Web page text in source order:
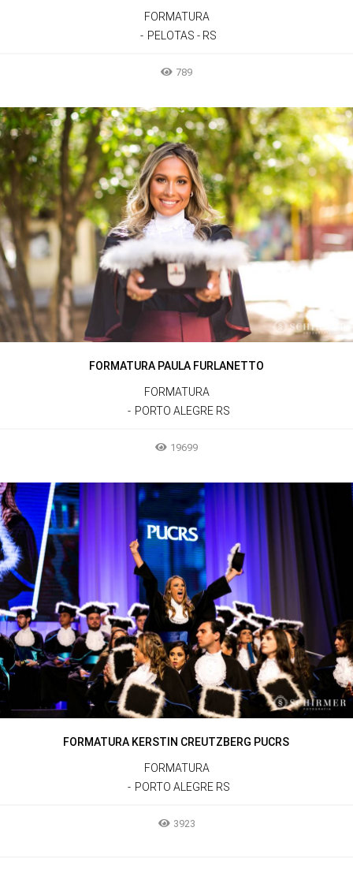
FORMATURA
PELOTAS - RS
789
FORMATURA PAULA FURLANETTO
FORMATURA
PORTO ALEGRE RS
19699
FORMATURA KERSTIN CREUTZBERG PUCRS
FORMATURA
PORTO ALEGRE RS
3923